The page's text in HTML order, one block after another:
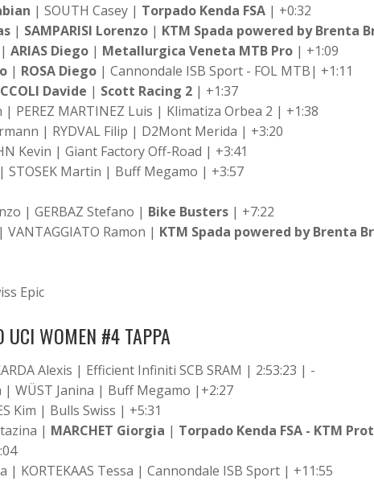
| SOUTH Casey | Torpado Kenda FSA | +0:32
| SAMPARISI Lorenzo | KTM Spada powered by Brenta
| ARIAS Diego | Metallurgica Veneta MTB Pro | +1:09
| ROSA Diego | Cannondale ISB Sport - FOL MTB| +1:11
Davide | Scott Racing 2 | +1:37
| PEREZ MARTINEZ Luis | Klimatiza Orbea 2 | +1:38
| RYDVAL Filip | D2Mont Merida | +3:20
Kevin | Giant Factory Off-Road | +3:41
STOSEK Martin | Buff Megamo | +3:57
| GERBAZ Stefano | Bike Busters | +7:22
VANTAGGIATO Ramon | KTM Spada powered by Brenta
Epic
UCI WOMEN #4 TAPPA
Alexis | Efficient Infiniti SCB SRAM | 2:53:23 | -
| WÜST Janina | Buff Megamo |+2:27
Kim | Bulls Swiss | +5:31
| MARCHET Giorgia | Torpado Kenda FSA - KTM
| KORTEKAAS Tessa | Cannondale ISB Sport | +11:55